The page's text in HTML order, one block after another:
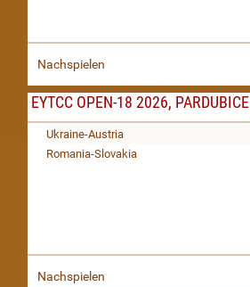
Nachspielen
EYTCC OPEN-18 2026, PARDUBICE
Ukraine-Austria
Romania-Slovakia
Nachspielen